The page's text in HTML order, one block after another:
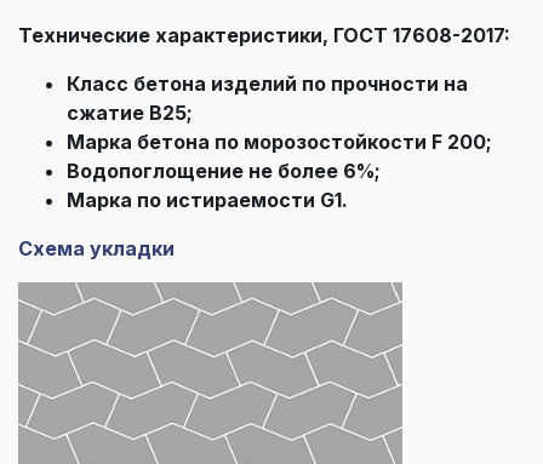
Технические характеристики, ГОСТ 17608-2017:
Класс бетона изделий по прочности на
сжатие В25;
Марка бетона по морозостойкости F 200;
Водопоглощение не более 6%;
Марка по истираемости G1.
Схема укладки